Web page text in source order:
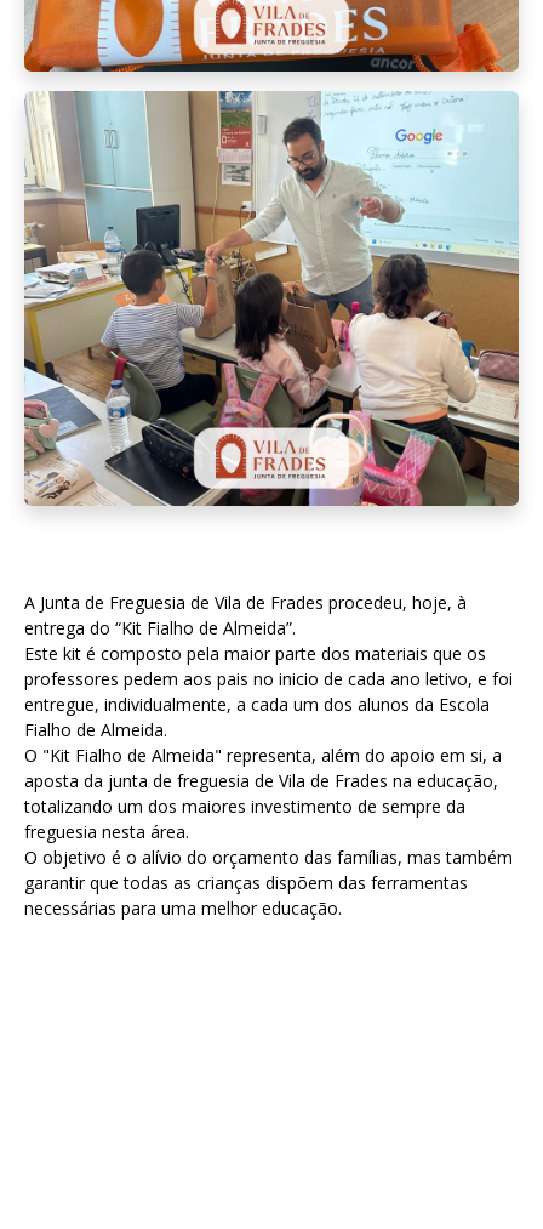
A Junta de Freguesia de Vila de Frades procedeu, hoje, à
entrega do “Kit Fialho de Almeida”.
Este kit é composto pela maior parte dos materiais que os
professores pedem aos pais no inicio de cada ano letivo, e foi
entregue, individualmente, a cada um dos alunos da Escola
Fialho de Almeida.
O "Kit Fialho de Almeida" representa, além do apoio em si, a
aposta da junta de freguesia de Vila de Frades na educação,
totalizando um dos maiores investimento de sempre da
freguesia nesta área.
O objetivo é o alívio do orçamento das famílias, mas também
garantir que todas as crianças dispõem das ferramentas
necessárias para uma melhor educação.